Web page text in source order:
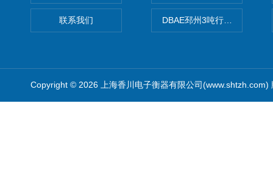
联系我们 DBAE邳州3吨行车电子吊秤
Copyright © 2026 上海香川电子衡器有限公司(www.shtzh.com)